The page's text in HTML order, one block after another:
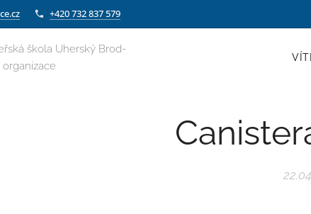
+420 732 837 579
škola Uherský Brod-